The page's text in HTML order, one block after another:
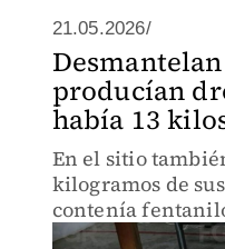
21.05.2026/
producían
había 13
En el sitio
kilogramos de
contenía